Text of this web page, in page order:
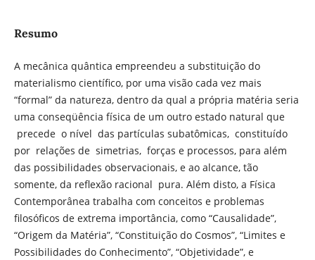
Resumo
A mecânica quântica empreendeu a substituição do
materialismo científico, por uma visão cada vez mais
“formal” da natureza, dentro da qual a própria matéria seria
uma conseqüência física de um outro estado natural que
precede o nível das partículas subatômicas, constituído
por relações de simetrias, forças e processos, para além
das possibilidades observacionais, e ao alcance, tão
somente, da reflexão racional pura. Além disto, a Física
Contemporânea trabalha com conceitos e problemas
filosóficos de extrema importância, como “Causalidade”,
“Origem da Matéria”, “Constituição do Cosmos”, “Limites e
Possibilidades do Conhecimento”, “Objetividade”, e